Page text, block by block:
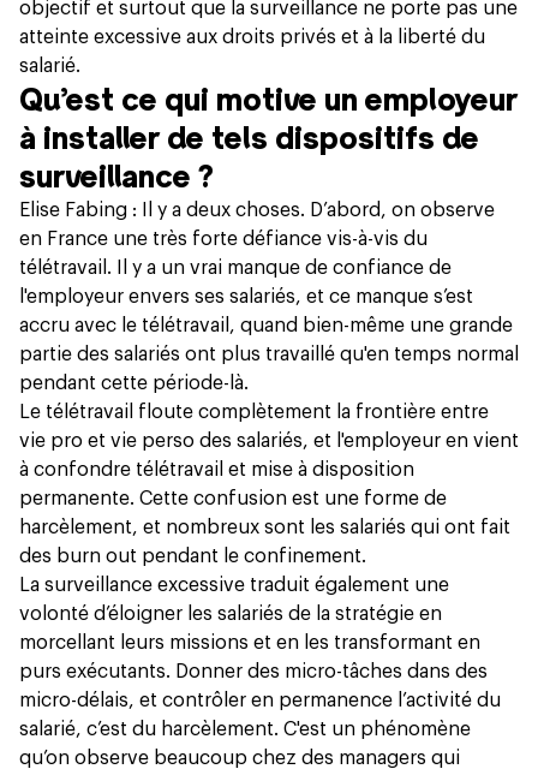
objectif et surtout que la surveillance ne porte pas une
atteinte excessive aux droits privés et à la liberté du
salarié.
Qu’est ce qui motive un employeur
à installer de tels dispositifs de
surveillance ?
Elise Fabing : Il y a deux choses. D’abord, on observe
en France une très forte défiance vis-à-vis du
télétravail. Il y a un vrai manque de confiance de
l'employeur envers ses salariés, et ce manque s’est
accru avec le télétravail, quand bien-même une grande
partie des salariés ont plus travaillé qu'en temps normal
pendant cette période-là.
Le télétravail floute complètement la frontière entre
vie pro et vie perso des salariés, et l'employeur en vient
à confondre télétravail et mise à disposition
permanente. Cette confusion est une forme de
harcèlement, et nombreux sont les salariés qui ont fait
des burn out pendant le confinement.
La surveillance excessive traduit également une
volonté d’éloigner les salariés de la stratégie en
morcellant leurs missions et en les transformant en
purs exécutants. Donner des micro-tâches dans des
micro-délais, et contrôler en permanence l’activité du
salarié, c’est du harcèlement. C'est un phénomène
qu’on observe beaucoup chez des managers qui